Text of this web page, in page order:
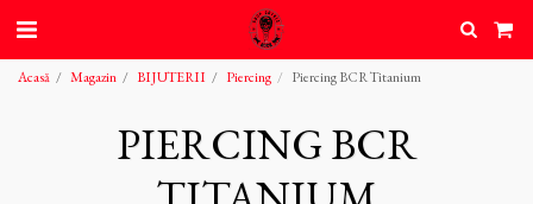
Acasă Magazin BIJUTERII Piercing Piercing BCR Titanium
PIERCING BCR